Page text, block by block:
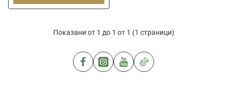
G2
Показани от 1 до 1 от 1 (1 страници)